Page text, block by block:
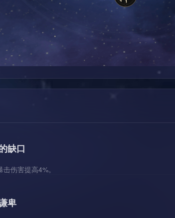
缺口
伤害提高4%。
卑